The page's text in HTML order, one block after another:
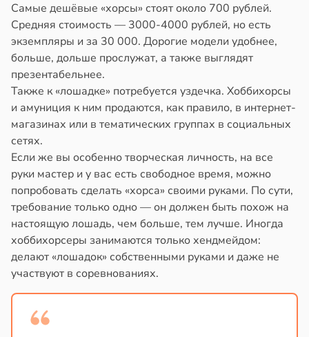
Самые дешёвые «хорсы» стоят около 700 рублей.
Средняя стоимость — 3000-4000 рублей, но есть
экземпляры и за 30 000. Дорогие модели удобнее,
больше, дольше прослужат, а также выглядят
презентабельнее.
Также к «лошадке» потребуется уздечка. Хоббихорсы
и амуниция к ним продаются, как правило, в интернет-
магазинах или в тематических группах в социальных
сетях.
Если же вы особенно творческая личность, на все
руки мастер и у вас есть свободное время, можно
попробовать сделать «хорса» своими руками. По сути,
требование только одно — он должен быть похож на
настоящую лошадь, чем больше, тем лучше. Иногда
хоббихорсеры занимаются только хендмейдом:
делают «лошадок» собственными руками и даже не
участвуют в соревнованиях.